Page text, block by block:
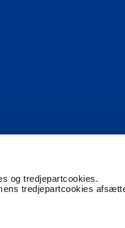
og tredjepartcookies.
tredjepartcookies